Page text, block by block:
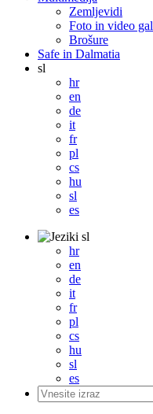
Zemljevidi
Foto in video
Brošure
Safe in Dalmatia
sl
hr
en
de
it
fr
pl
cs
hu
sl
es
sl
hr
en
de
it
fr
pl
cs
hu
sl
es